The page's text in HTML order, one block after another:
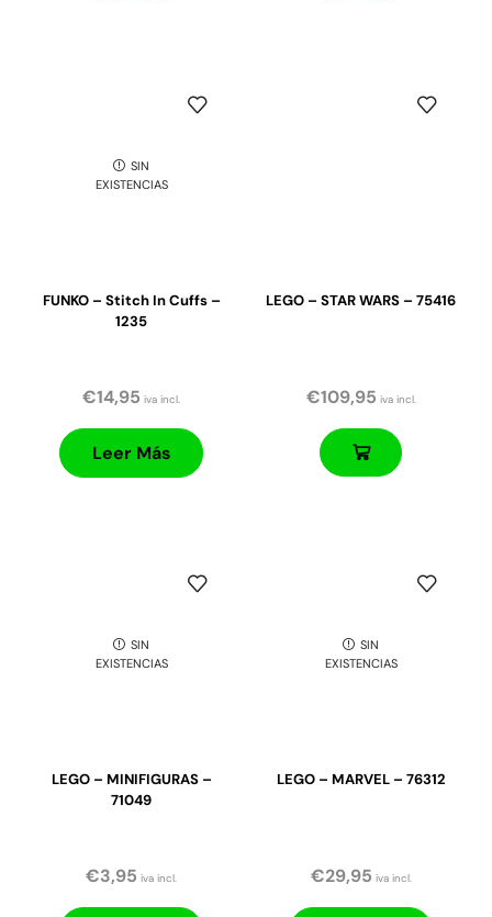
SIN
EXISTENCIAS
FUNKO – Stitch In Cuffs –
1235
€14,95 iva incl.
Leer Más
LEGO – STAR WARS – 75416
€109,95 iva incl.
SIN
EXISTENCIAS
LEGO – MINIFIGURAS –
71049
€3,95 iva incl.
SIN
EXISTENCIAS
LEGO – MARVEL – 76312
€29,95 iva incl.